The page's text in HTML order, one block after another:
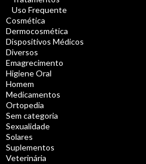
Uso Frequente
Cosmética
Dermocosmética
Dispositivos Médicos
Diversos
Emagrecimento
Higiene Oral
Homem
Medicamentos
Ortopedia
Sem categoria
Sexualidade
Solares
Suplementos
Veterinária